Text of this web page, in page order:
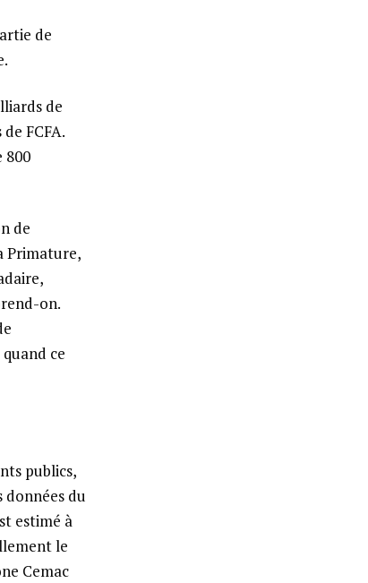
de
de
FCFA.
800
de
Primature,
on.
ce
publics,
données du
estimé à
le
Cemac